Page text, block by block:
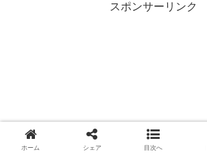
スポンサーリンク
ホーム シェア 目次へ